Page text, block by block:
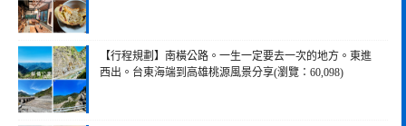
【行程規劃】南橫公路。一生一定要去一次的地方。東進
西出。台東海端到高雄桃源風景分享(瀏覽：60,098)